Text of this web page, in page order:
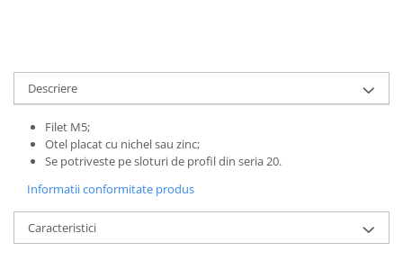
Descriere
Filet M5;
Otel placat cu nichel sau zinc;
Se potriveste pe sloturi de profil din seria 20.
Informatii conformitate produs
Caracteristici